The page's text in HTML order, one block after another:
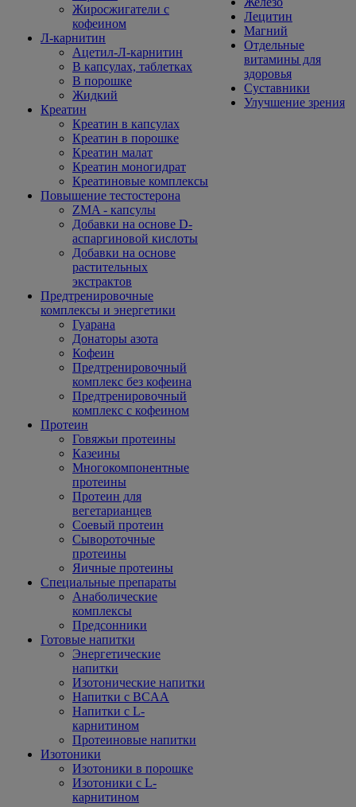
Жиросжигатели с
кофеином
Л-карнитин
Ацетил-Л-карнитин
В капсулах, таблетках
В порошке
Жидкий
Креатин
Креатин в капсулах
Креатин в порошке
Креатин малат
Креатин моногидрат
Креатиновые комплексы
Повышение тестостерона
ZMA - капсулы
Добавки на основе D-
аспаргиновой кислоты
Добавки на основе
растительных
экстрактов
Предтренировочные
комплексы и энергетики
Гуарана
Донаторы азота
Кофеин
Предтренировочный
комплекс без кофеина
Предтренировочный
комплекс с кофеином
Протеин
Говяжьи протеины
Казеины
Многокомпонентные
протеины
Протеин для
вегетарианцев
Соевый протеин
Сывороточные
протеины
Яичные протеины
Специальные препараты
Анаболические
комплексы
Предсонники
Готовые напитки
Энергетические
напитки
Изотонические напитки
Напитки с BCAA
Напитки с L-
карнитином
Протеиновые напитки
Изотоники
Изотоники в порошке
Изотоники с L-
карнитином
Лецитин
Магний
Отдельные
витамины для
здоровья
Суставники
Улучшение зрения